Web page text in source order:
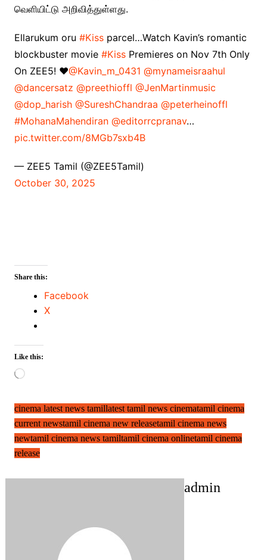
வெளியிட்டு அறிவித்துள்ளது.
Ellarukum oru #Kissparcel…Watch Kavin’s romantic
blockbuster movie #KissPremieres on Nov 7th Only
On ZEE5! ❤️@Kavin_m_0431 @mynameisraahul
@dancersatz @preethioffl @JenMartinmusic
@dop_harish @SureshChandraa @peterheinoffl
#MohanaMahendiran @editorrcpranav…
pic.twitter.com/8MGb7sxb4B
— ZEE5 Tamil (@ZEE5Tamil)
October 30, 2025
Share this:
Facebook
X
Like this:
Loading…
cinema latest news tamillatest tamil news cinematamil cinema
current newstamil cinema new releasetamil cinema news
newtamil cinema news tamiltamil cinema onlinetamil cinema
release
admin